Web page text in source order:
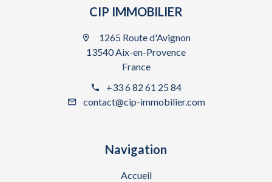
CIP IMMOBILIER
1265 Route d'Avignon
13540 Aix-en-Provence
France
+33 6 82 61 25 84
contact@cip-immobilier.com
Navigation
Accueil